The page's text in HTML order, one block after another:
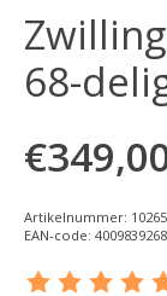
68-
Artikelnummer:
EAN-code: